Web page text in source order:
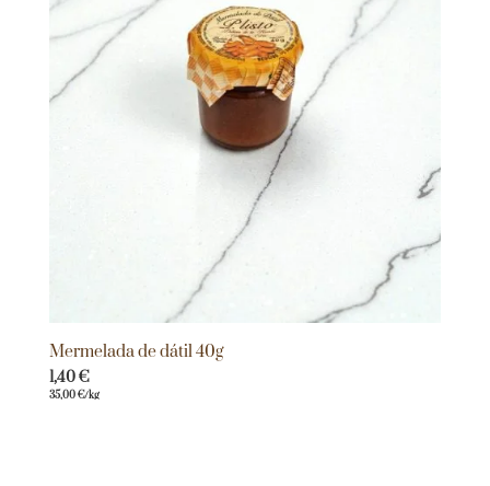
Mermelada de dátil 40g
1,40€
35,00€/kg